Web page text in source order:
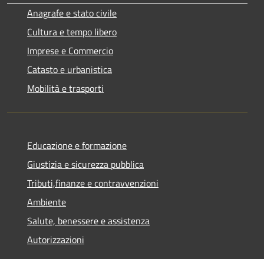
Anagrafe e stato civile
Cultura e tempo libero
Imprese e Commercio
Catasto e urbanistica
Mobilità e trasporti
Educazione e formazione
Giustizia e sicurezza pubblica
Tributi,finanze e contravvenzioni
Ambiente
Salute, benessere e assistenza
Autorizzazioni